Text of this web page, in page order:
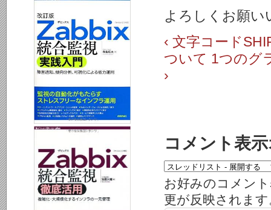
よろしくお願い
‹ 文字コード
ついて 1つのグ
›
コメント表
お好みのコメン
更が反映されます